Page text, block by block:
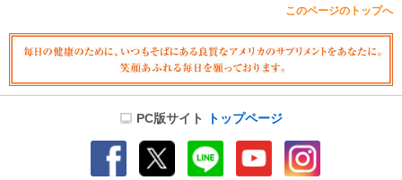
このページのトップへ
PC版サイト トップページ